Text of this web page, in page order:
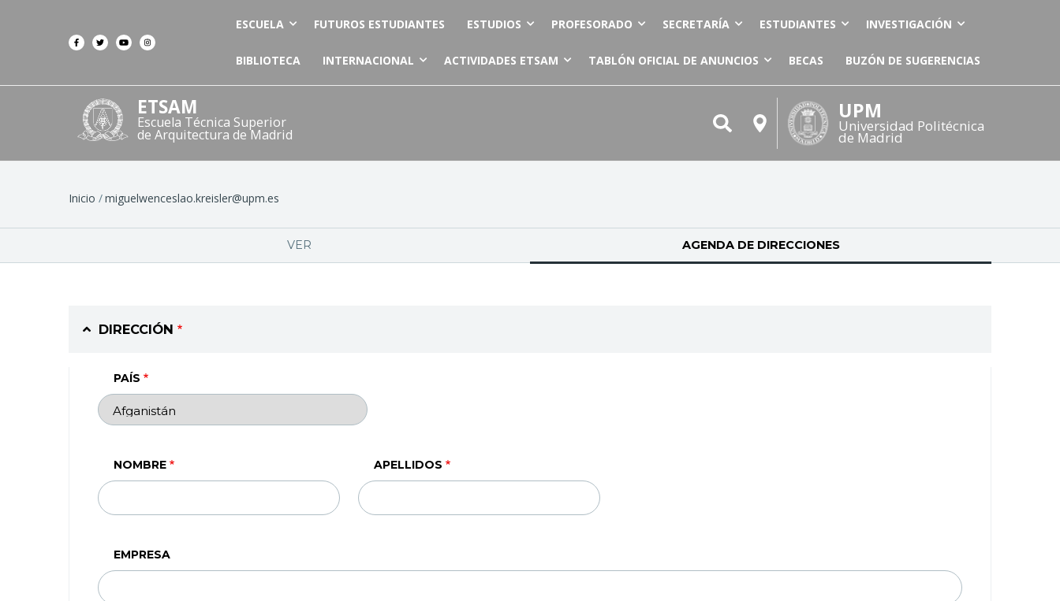
ESCUELA FUTUROS ESTUDIANTES ESTUDIOS PROFESORADO SECRETARÍA ESTUDIANTES INVESTIGACIÓN
BIBLIOTECA INTERNACIONAL ACTIVIDADES ETSAM TABLÓN OFICIAL DE ANUNCIOS BECAS BUZÓN DE SUGERENCIAS
ETSAM
Escuela Técnica Superior
de Arquitectura de Madrid
UPM
Universidad Politécnica
de Madrid
Ruta
de
navegación
Inicio miguelwenceslao.kreisler@upm.es
principales
VER AGENDA DE DIRECCIONES(SOLAPA ACTIVA)
DIRECCIÓN
PAÍS
NOMBRE APELLIDOS
EMPRESA